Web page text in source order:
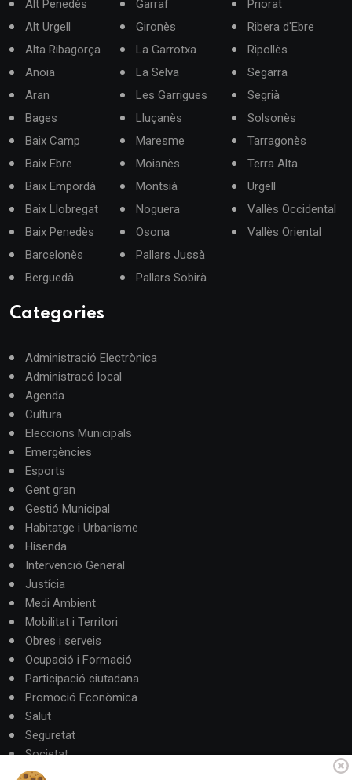
Alt Penedès
Alt Urgell
Alta Ribagorça
Anoia
Aran
Bages
Baix Camp
Baix Ebre
Baix Empordà
Baix Llobregat
Baix Penedès
Barcelonès
Berguedà
Garraf
Gironès
La Garrotxa
La Selva
Les Garrigues
Lluçanès
Maresme
Moianès
Montsià
Noguera
Osona
Pallars Jussà
Pallars Sobirà
Priorat
Ribera d'Ebre
Ripollès
Segarra
Segrià
Solsonès
Tarragonès
Terra Alta
Urgell
Vallès Occidental
Vallès Oriental
Categories
Administració Electrònica
Administracó local
Agenda
Cultura
Eleccions Municipals
Emergències
Esports
Gent gran
Gestió Municipal
Habitatge i Urbanisme
Hisenda
Intervenció General
Justícia
Medi Ambient
Mobilitat i Territori
Obres i serveis
Ocupació i Formació
Participació ciutadana
Promoció Econòmica
Salut
Seguretat
Societat
Turisme